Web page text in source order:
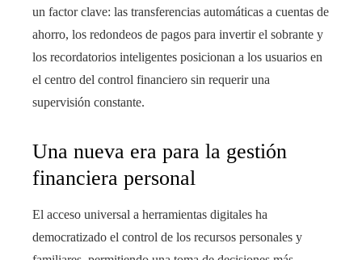
un factor clave: las transferencias automáticas a cuentas de
ahorro, los redondeos de pagos para invertir el sobrante y
los recordatorios inteligentes posicionan a los usuarios en
el centro del control financiero sin requerir una
supervisión constante.
Una nueva era para la gestión
financiera personal
El acceso universal a herramientas digitales ha
democratizado el control de los recursos personales y